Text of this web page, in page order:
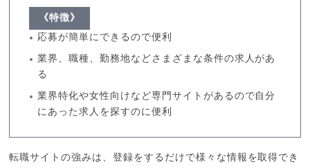
《特徴》
応募が簡単にできるので便利
業界、職種、勤務地などさまざまな条件の求人があ
る
業界特化や女性向けなど専門サイトがあるので自分
にあった求人を探すのに便利
転職サイトの強みは、登録をするだけで様々な情報を取得でき